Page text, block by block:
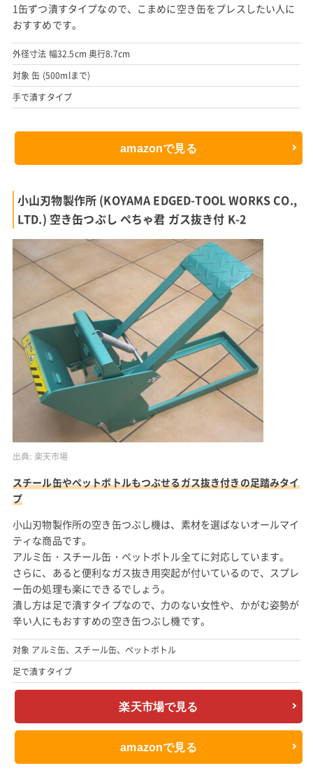
1缶ずつ潰すタイプなので、こまめに空き缶をプレスしたい人に
おすすめです。
外径寸法 幅32.5cm 奥行8.7cm
対象 缶 (500mlまで)
手で潰すタイプ
amazonで見る
小山刃物製作所 (KOYAMA EDGED-TOOL WORKS CO.,
LTD.) 空き缶つぶし ぺちゃ君 ガス抜き付 K-2
出典: 楽天市場
スチール缶やペットボトルもつぶせるガス抜き付きの足踏みタイ
プ
小山刃物製作所の空き缶つぶし機は、素材を選ばないオールマイ
ティな商品です。
アルミ缶・スチール缶・ペットボトル全てに対応しています。
さらに、あると便利なガス抜き用突起が付いているので、スプレ
ー缶の処理も楽にできるでしょう。
潰し方は足で潰すタイプなので、力のない女性や、かがむ姿勢が
辛い人にもおすすめの空き缶つぶし機です。
対象 アルミ缶、スチール缶、ペットボトル
足で潰すタイプ
楽天市場で見る
amazonで見る